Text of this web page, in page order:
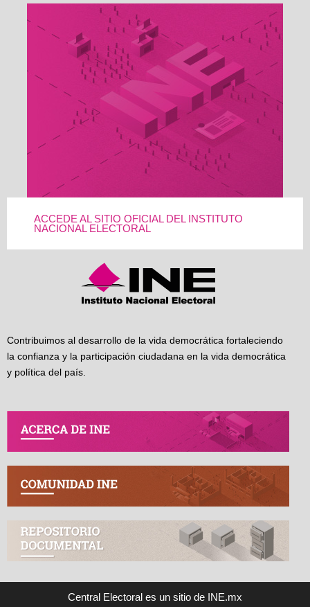
ACCEDE AL SITIO OFICIAL DEL INSTITUTO
NACIONAL ELECTORAL
Contribuimos al desarrollo de la vida democrática fortaleciendo
la confianza y la participación ciudadana en la vida democrática
y política del país.
Central Electoral es un sitio de INE.mx